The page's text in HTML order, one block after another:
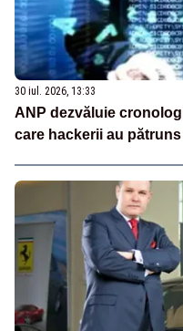
30 iul. 2026, 13:33
ANP dezvăluie
care hackerii au